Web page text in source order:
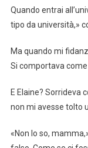
Quando entrai
tipo da università,»
Ma quando mi
Si comportava
E Elaine? Sorrideva
non mi avesse tolto
«Non lo so,